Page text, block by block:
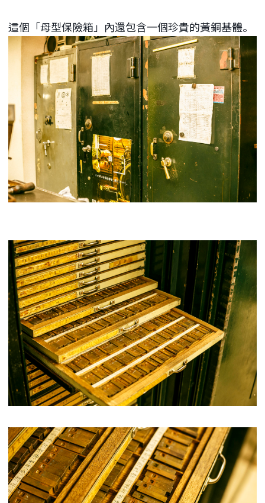
這個「母型保險箱」內還包含一個珍貴的黃銅基體。